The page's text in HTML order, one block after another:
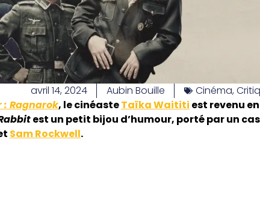
avril 14, 2024 Aubin Bouille Cinéma,
: Ragnarok, le cinéasteTaïka Waititi est revenu
est un petit bijou d’humour, porté par un
Sam Rockwell.